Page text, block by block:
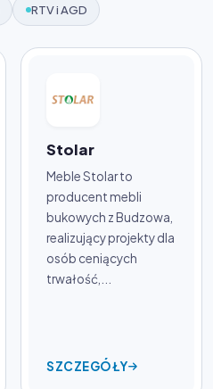
RTV i AGD
Stolar
Meble Stolar to
producent mebli
bukowych z Budzowa,
realizujący projekty dla
osób ceniących
trwałość,...
SZCZEGÓŁY